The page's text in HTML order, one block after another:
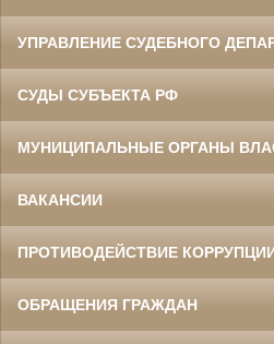
УПРАВЛЕНИЕ СУДЕБНОГО
СУДЫ СУБЪЕКТА РФ
МУНИЦИПАЛЬНЫЕ ОРГАНЫ
ВАКАНСИИ
ПРОТИВОДЕЙСТВИЕ
ОБРАЩЕНИЯ ГРАЖДАН